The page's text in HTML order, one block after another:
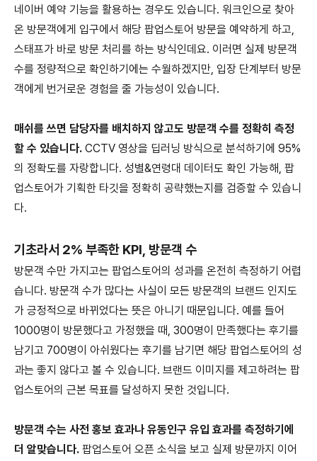
네이버 예약 기능을 활용하는 경우도 있습니다. 워크인으로 찾아
온 방문객에게 입구에서 해당 팝업스토어 방문을 예약하게 하고,
스태프가 바로 방문 처리를 하는 방식인데요. 이러면 실제 방문객
수를 정량적으로 확인하기에는 수월하겠지만, 입장 단계부터 방문
객에게 번거로운 경험을 줄 가능성이 있습니다.
매쉬를 쓰면 담당자를 배치하지 않고도 방문객 수를 정확히 측정
할 수 있습니다. CCTV 영상을 딥러닝 방식으로 분석하기에 95%
의 정확도를 자랑합니다. 성별&연령대 데이터도 확인 가능해, 팝
업스토어가 기획한 타깃을 정확히 공략했는지를 검증할 수 있습니
다.
기초라서 2% 부족한 KPI, 방문객 수
방문객 수만 가지고는 팝업스토어의 성과를 온전히 측정하기 어렵
습니다. 방문객 수가 많다는 사실이 모든 방문객의 브랜드 인지도
가 긍정적으로 바뀌었다는 뜻은 아니기 때문입니다. 예를 들어
1000명이 방문했다고 가정했을 때, 300명이 만족했다는 후기를
남기고 700명이 아쉬웠다는 후기를 남기면 해당 팝업스토어의 성
과는 좋지 않다고 볼 수 있습니다. 브랜드 이미지를 제고하려는 팝
업스토어의 근본 목표를 달성하지 못한 것입니다.
방문객 수는 사전 홍보 효과나 유동인구 유입 효과를 측정하기에
더 알맞습니다. 팝업스토어 오픈 소식을 보고 실제 방문까지 이어